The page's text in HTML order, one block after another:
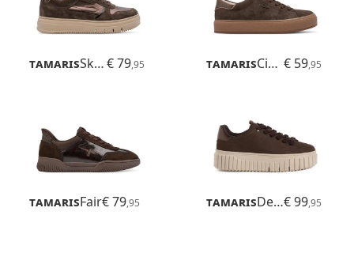
Tamaris Skylar€ 79,95 Tamaris Cinda € 59,95
TamarisFair€ 79,95 Tamaris Delita€ 99,95